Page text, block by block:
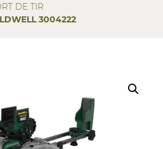
DE TIR
3004222